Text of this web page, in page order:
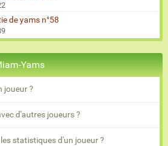
de yams n°58
Yams
joueur ?
d'autres joueurs ?
statistiques d'un joueur ?